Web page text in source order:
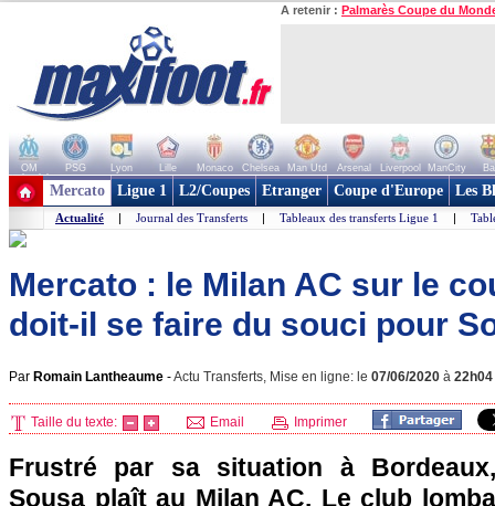
A retenir : Palmarès Coupe du
OM PSG Lyon Lille Monaco Chelsea Man Utd Arsenal Liverpool ManCity
+ de clubs
Mercato Ligue 1 L2/Coupes Etranger Coupe d'Europe Les
Actualité | Journal des Transferts | Tableaux des transferts Ligue 1 |
Mercato : le Milan AC sur le
doit-il se faire du souci pour
Par Romain Lantheaume -Actu Transferts, Mise en ligne: le 07/06/2020 à 22h04
Taille du texte: Email Imprimer
Frustré par sa situation à
Sousa plaît au Milan AC. Le club